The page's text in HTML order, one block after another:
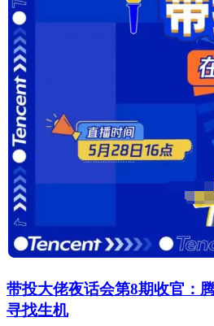
带投大佬夜话会第8期收官：
寻找生机